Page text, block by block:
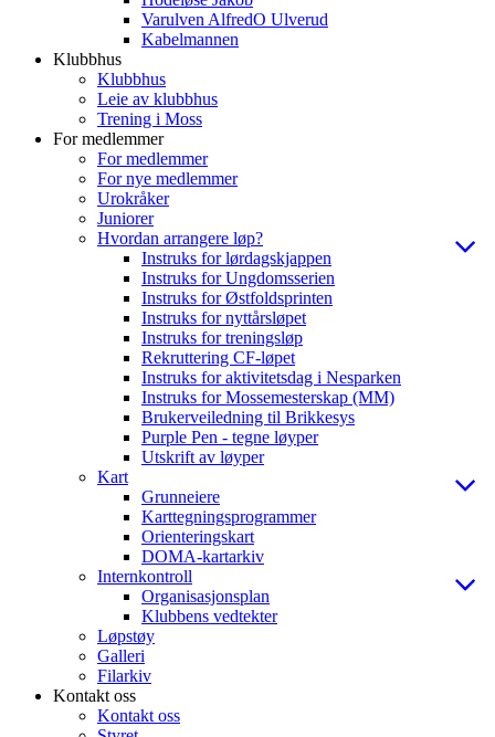
Varulven AlfredO Ulverud
Kabelmannen
Klubbhus
Klubbhus
Leie av klubbhus
Trening i Moss
For medlemmer
For medlemmer
For nye medlemmer
Urokråker
Juniorer
Hvordan arrangere løp?
Instruks for lørdagskjappen
Instruks for Ungdomsserien
Instruks for Østfoldsprinten
Instruks for nyttårsløpet
Instruks for treningsløp
Rekruttering CF-løpet
Instruks for aktivitetsdag i Nesparken
Instruks for Mossemesterskap (MM)
Brukerveiledning til Brikkesys
Purple Pen - tegne løyper
Utskrift av løyper
Kart
Grunneiere
Karttegningsprogrammer
Orienteringskart
DOMA-kartarkiv
Internkontroll
Organisasjonsplan
Klubbens vedtekter
Løpstøy
Galleri
Filarkiv
Kontakt oss
Kontakt oss